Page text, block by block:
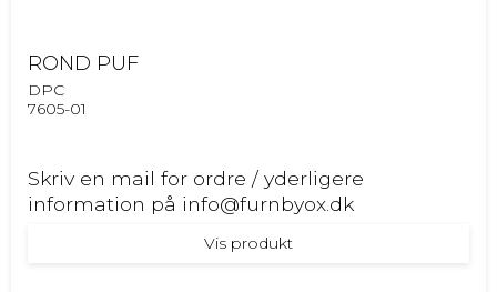
ROND PUF
DPC
7605-01
Skriv en mail for ordre / yderligere
information på info@furnbyox.dk
Vis produkt